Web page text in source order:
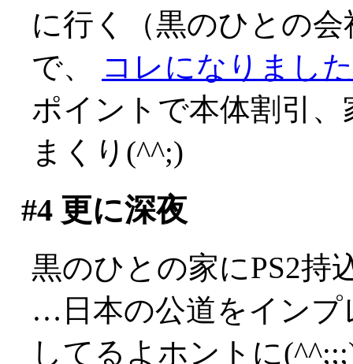
に行く（黒のひとの
で、
コレになりまし
ポイントで本体割引
まくり(^^;)
#4更に深夜
黒のひとの家にPS2持
…日本の公道をインプ
してるよホントに